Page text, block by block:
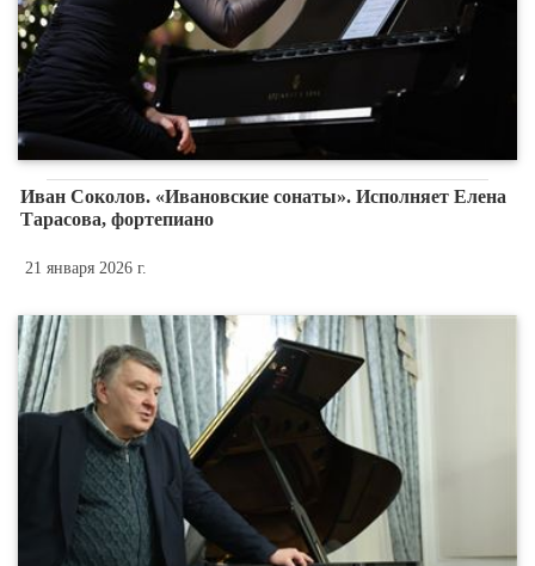
Иван Соколов. «Ивановские сонаты». Исполняет Елена
Тарасова, фортепиано
21 января 2026 г.